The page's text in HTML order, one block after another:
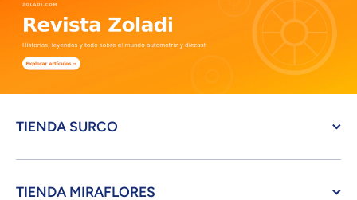
TIENDA SURCO
TIENDA MIRAFLORES